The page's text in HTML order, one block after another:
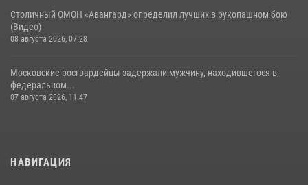
Столичный ОМОН «Авангард» определил лучших в рукопашном бою
(Видео)
08 августа 2026, 07:28
Московские росгвардейцы задержали мужчину, находившегося в
федеральном...
07 августа 2026, 11:47
НАВИГАЦИЯ